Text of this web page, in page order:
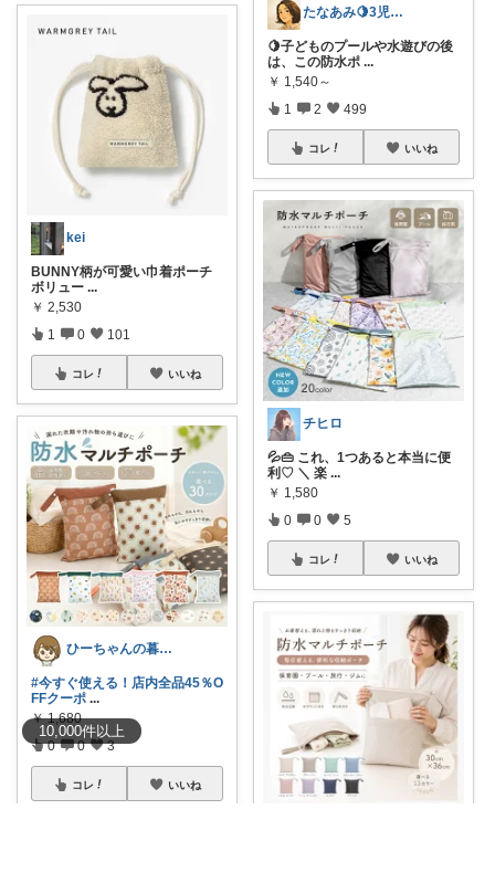
10,000件以上
kei
BUNNY柄が可愛い巾着ポーチ
ボリュー ...
￥ 2,530
1 0 101
コレ いいね
ひーちゃんの暮らしと服ROOM🌷
#今すぐ使える！店内全品45％O
FFクーポ ...
￥ 1,680
0 0 3
コレ いいね
たなあみ🍋3児ママ40代心地良い暮らし
🍋子どものプールや水遊びの後
は、この防水ポ ...
￥ 1,540～
1 2 499
コレ いいね
チヒロ
💦👜 これ、1つあると本当に便
利♡ ＼ 楽 ...
￥ 1,580
0 0 5
コレ いいね